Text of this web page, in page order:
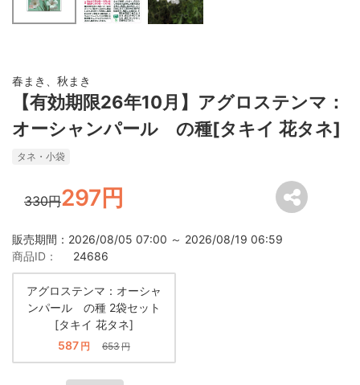
春まき、秋まき
【有効期限26年10月】アグロステンマ：
オーシャンパール の種[タキイ 花タネ]
タネ・小袋
330円297円
販売期間：2026/08/05 07:00 ～ 2026/08/19 06:59
商品ID：
24686
アグロステンマ：オーシャ
ンパール の種 2袋セット
[タキイ 花タネ]
587 円 653円